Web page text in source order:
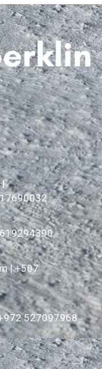
|
| +507
527097968